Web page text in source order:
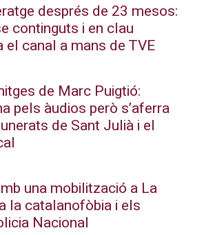
després de 23 mesos:
continguts i en clau
el canal a mans de TVE
de Marc Puigtió:
pels àudios però s’aferra
de Sant Julià i el
una mobilització a La
la catalanofòbia i els
Nacional